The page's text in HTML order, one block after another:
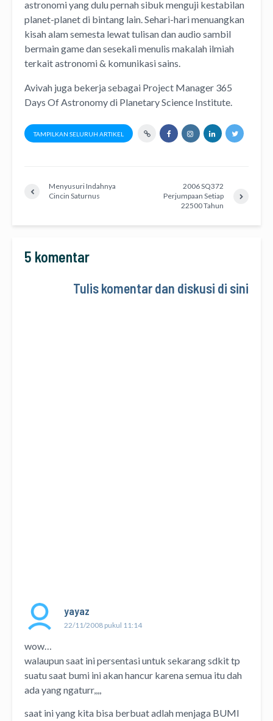
astronomiyang dulu pernah sibuk menguji kestabilan
planet-planet di bintang lain. Sehari-hari menuangkan
kisah alam semesta lewattulisandanaudio sambil
bermain game dan sesekali menulis makalah ilmiah
terkait astronomi & komunikasi sains.
Avivah juga bekerja sebagai Project Manager 365
Days Of Astronomydi Planetary Science Institute.
TAMPILKAN SELURUH ARTIKEL
Menyusuri Indahnya
Cincin Saturnus
2006 SQ372
Perjumpaan Setiap
22500 Tahun
5 komentar
Tulis komentar dan diskusi di sini
yayaz
22/11/2008 pukul 11:14
wow…
walaupun saat ini persentasi untuk sekarang sdkit tp
suatu saat bumi ini akan hancur karena semua itu dah
ada yang ngaturr,,,,
saat ini yang kita bisa berbuat adlah menjaga BUMI